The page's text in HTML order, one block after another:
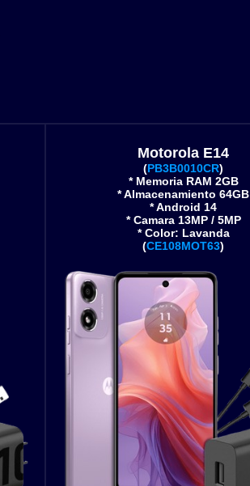
Motorola E14
(PB3B0010CR)
* Memoria RAM 2GB
* Almacenamiento 64GB
* Android 14
* Camara 13MP / 5MP
* Color: Lavanda
(CE108MOT63)